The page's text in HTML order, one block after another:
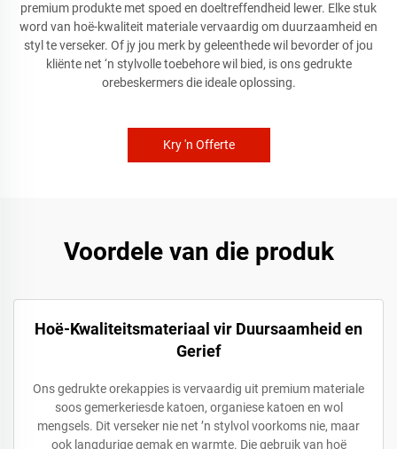
premium produkte met spoed en doeltreffendheid lewer. Elke stuk
word van hoë-kwaliteit materiale vervaardig om duurzaamheid en
styl te verseker. Of jy jou merk by geleenthede wil bevorder of jou
kliënte net ‘n stylvolle toebehore wil bied, is ons gedrukte
orebeskermers die ideale oplossing.
Kry 'n Offerte
Voordele van die produk
Hoë-Kwaliteitsmateriaal vir Duursaamheid en
Gerief
Ons gedrukte orekappies is vervaardig uit premium materiale
soos gemerkeriesde katoen, organiese katoen en wol
mengsels. Dit verseker nie net ’n stylvol voorkoms nie, maar
ook langdurige gemak en warmte. Die gebruik van hoë